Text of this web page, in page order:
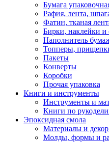
Бумага
Рафия, лента,
Фатин, тканая
Бирки, наклейки
Наполнитель
Топперы,
Пакеты
Конверты
Коробки
Прочая упаковка
Книги и инструменты
Инструменты и
Книги по
Эпоксидная смола
Материалы и
Молды, формы и